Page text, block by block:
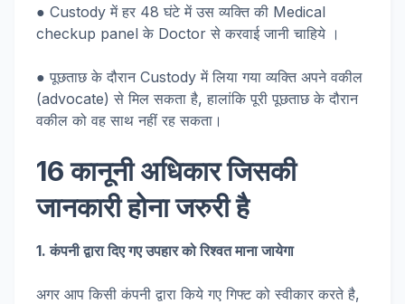
● Custody में हर 48 घंटे में उस व्यक्ति की Medical
checkup panel के Doctor से करवाई जानी चाहिये ।
● पूछताछ के दौरान Custody में लिया गया व्यक्ति अपने वकील
(advocate) से मिल सकता है, हालांकि पूरी पूछताछ के दौरान
वकील को वह साथ नहीं रह सकता।
16 कानूनी अधिकार जिसकी
जानकारी होना जरुरी है
1. कंपनी द्वारा दिए गए उपहार को रिश्वत माना जायेगा
अगर आप किसी कंपनी द्वारा किये गए गिफ्ट को स्वीकार करते है,